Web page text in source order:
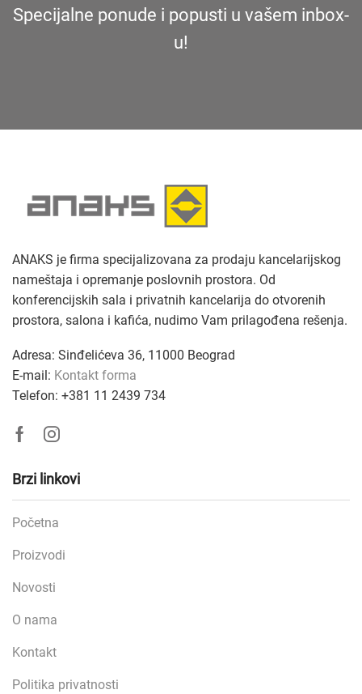
Specijalne ponude i popusti u vašem inbox-
u!
ANAKS je firma specijalizovana za prodaju kancelarijskog
nameštaja i opremanje poslovnih prostora. Od
konferencijskih sala i privatnih kancelarija do otvorenih
prostora, salona i kafića, nudimo Vam prilagođena rešenja.
Adresa: Sinđelićeva 36, 11000 Beograd
E-mail: Kontakt forma
Telefon: +381 11 2439 734
FacebookInstagram
Brzi linkovi
Početna
Proizvodi
Novosti
O nama
Kontakt
Politika privatnosti